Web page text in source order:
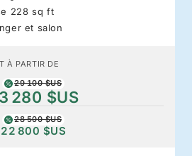
228 sq ft
et salon
À PARTIR DE
29 100 $US
280 $US
28 500 $US
22 800 $US